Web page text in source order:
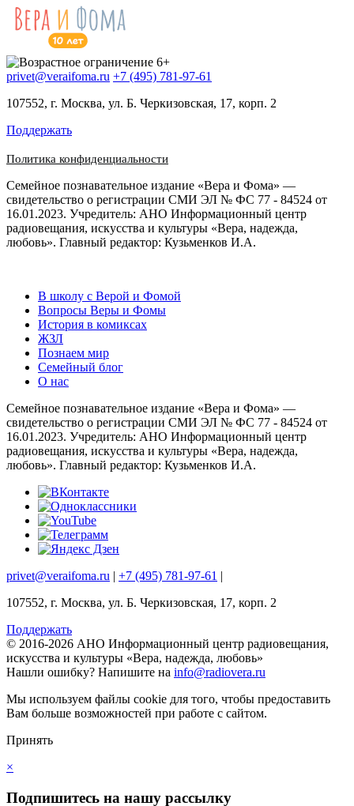
privet@veraifoma.ru +7 (495) 781-97-61
107552, г. Москва, ул. Б. Черкизовская, 17, корп. 2
Поддержать
Политика конфиденциальности
Семейное познавательное издание «Вера и Фома» —
свидетельство о регистрации СМИ ЭЛ № ФС 77 - 84524 от
16.01.2023. Учредитель: АНО Информационный центр
радиовещания, искусства и культуры «Вера, надежда,
любовь». Главный редактор: Кузьменков И.А.
В школу с Верой и Фомой
Вопросы Веры и Фомы
История в комиксах
ЖЗЛ
Познаем мир
Семейный блог
О нас
Семейное познавательное издание «Вера и Фома» —
свидетельство о регистрации СМИ ЭЛ № ФС 77 - 84524 от
16.01.2023. Учредитель: АНО Информационный центр
радиовещания, искусства и культуры «Вера, надежда,
любовь». Главный редактор: Кузьменков И.А.
privet@veraifoma.ru +7 (495) 781-97-61
107552, г. Москва, ул. Б. Черкизовская, 17, корп. 2
Поддержать
© 2016-2026 АНО Информационный центр радиовещания,
искусства и культуры «Вера, надежда, любовь»
Нашли ошибку? Напишите на info@radiovera.ru
Мы используем файлы cookie для того, чтобы предоставить
Вам больше возможностей при работе с сайтом.
Принять
×
Подпишитесь на нашу рассылку